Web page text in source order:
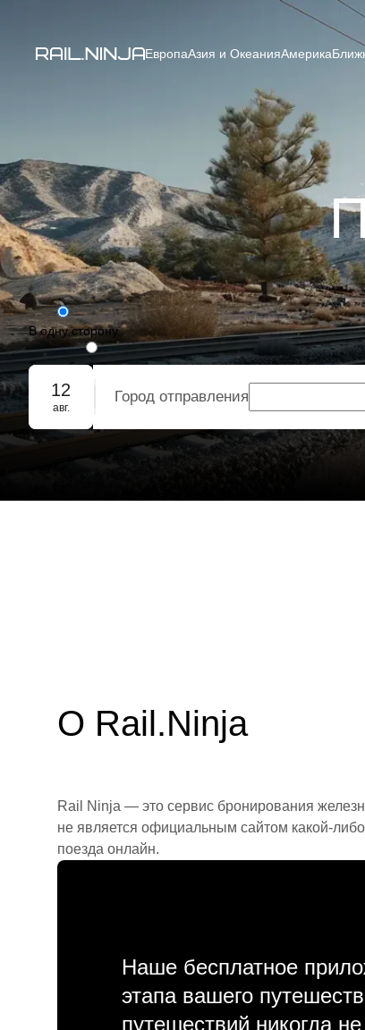
ЕвропаАзия и ОкеанияАмерика
В одну сторону
Туда-обратно
Групповое бронирование
12
авг.
Город отправления
О Rail.Ninja
Rail Ninja — это сервис бронирования
не является официальным сайтом какой-
поезда онлайн.
Наше бесплатное
этапа вашего
путешествий никогда